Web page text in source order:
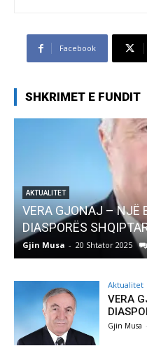
Facebook
SHKRIMET E FUNDIT
– NJË EMËR I
SHQIPTARE NË ITALI
Shtator 2025 1
Aktualitet
VERA
Gjin Musa -